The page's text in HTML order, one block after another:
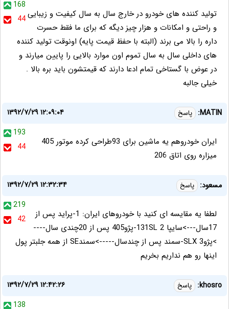
168
44تولید کننده های خودرو در خارج سال به سال کیفیت و زیبایی
و راحتی و امکانات و هزار چیز دیگه که برای ما فقط حسرت
داره را بالا می برند (البته با حفظ قیمت پایه) اونوقت تولید کننده
های داخلی سال به سال تموم اون موارد بالایی را پایین میارند و
در عوض با گستاخی تمام ادعا دارند که قیمتشون باید بره بالا .
خیلی جالبه
MATIN: پاسخ
۱۳۹۲/۷/۲۹ ۱۲:۰۹:۰۴
193
44
ایران خودروهم یه ماشین برای 93طراحی کرده موتور 405
میزاره روی اتاق 206
مسعود: پاسخ
۱۳۹۲/۷/۲۹ ۱۲:۳۲:۳۴
219
42
لطفا یه مقایسه ای کنید با خودروهای ایران: 1-پراید پس از
17سال--->سایپا 131SL 2-پژو405 پس از 20چندی سال----
>پژوSLX 3-سمند پس از چندسال----->سمندSE از همه جلبتر پول
اینها رو هم نداریم بخریم
khosro: پاسخ
۱۳۹۲/۷/۲۹ ۱۲:۴۲:۲۶
138